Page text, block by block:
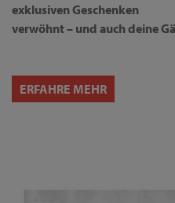
exklusiven Geschenken
verwöhnt – und auch deine
ERFAHRE MEHR